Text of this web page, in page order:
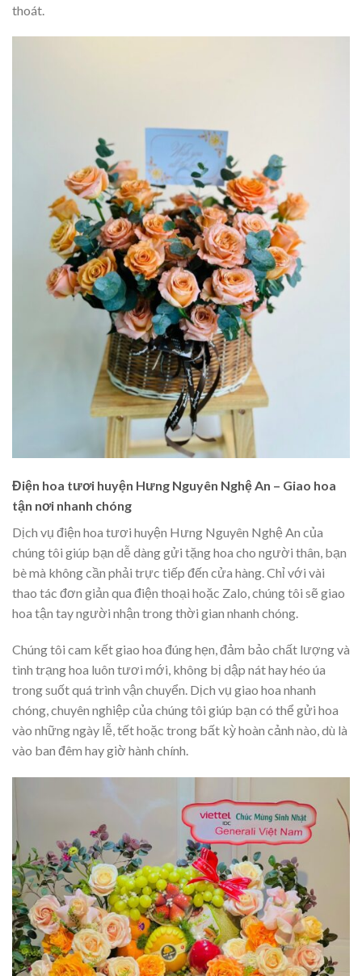
thoát.
Điện hoa tươi huyện Hưng Nguyên Nghệ An – Giao hoa
tận nơi nhanh chóng
Dịch vụ điện hoa tươi huyện Hưng Nguyên Nghệ An của
chúng tôi giúp bạn dễ dàng gửi tặng hoa cho người thân, bạn
bè mà không cần phải trực tiếp đến cửa hàng. Chỉ với vài
thao tác đơn giản qua điện thoại hoặc Zalo, chúng tôi sẽ giao
hoa tận tay người nhận trong thời gian nhanh chóng.
Chúng tôi cam kết giao hoa đúng hẹn, đảm bảo chất lượng và
tình trạng hoa luôn tươi mới, không bị dập nát hay héo úa
trong suốt quá trình vận chuyển. Dịch vụ giao hoa nhanh
chóng, chuyên nghiệp của chúng tôi giúp bạn có thể gửi hoa
vào những ngày lễ, tết hoặc trong bất kỳ hoàn cảnh nào, dù là
vào ban đêm hay giờ hành chính.